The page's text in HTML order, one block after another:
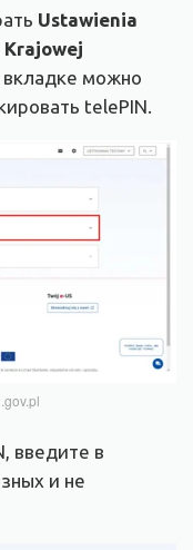
Ustawienia
вкладке можно
telePIN.
введите в
и не